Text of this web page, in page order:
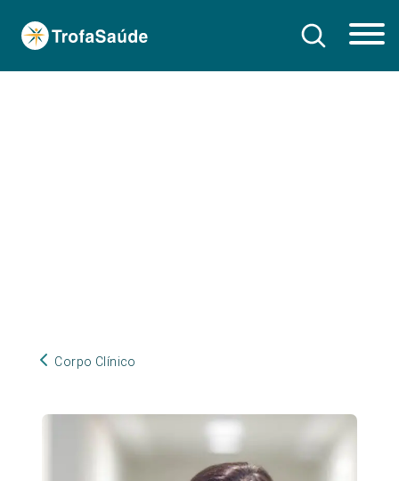
Corpo Clínico